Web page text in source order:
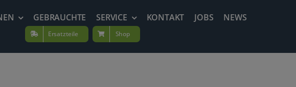
GEBRAUCHTE SERVICE KONTAKT JOBS NEWS
Ersatzteile Shop